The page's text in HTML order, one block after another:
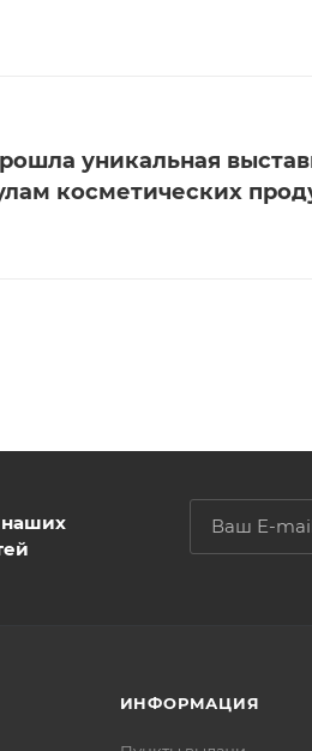
и вечером в качестве
крем на кожу
легкими прихлопыв
уникальная
косметических
наших
ИНФОРМАЦИЯ